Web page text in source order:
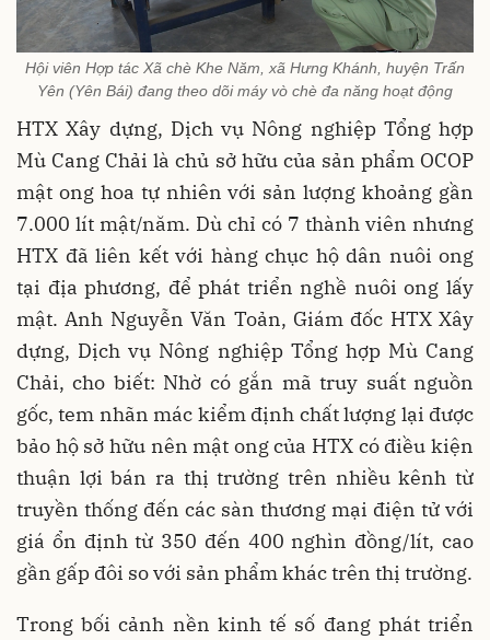
Hội viên Hợp tác Xã chè Khe Năm, xã Hưng Khánh, huyện Trấn
Yên (Yên Bái) đang theo dõi máy vò chè đa năng hoạt động
HTX Xây dựng, Dịch vụ Nông nghiệp Tổng hợp
Mù Cang Chải là chủ sở hữu của sản phẩm OCOP
mật ong hoa tự nhiên với sản lượng khoảng gần
7.000 lít mật/năm. Dù chỉ có 7 thành viên nhưng
HTX đã liên kết với hàng chục hộ dân nuôi ong
tại địa phương, để phát triển nghề nuôi ong lấy
mật. Anh Nguyễn Văn Toản, Giám đốc HTX Xây
dựng, Dịch vụ Nông nghiệp Tổng hợp Mù Cang
Chải, cho biết: Nhờ có gắn mã truy suất nguồn
gốc, tem nhãn mác kiểm định chất lượng lại được
bảo hộ sở hữu nên mật ong của HTX có điều kiện
thuận lợi bán ra thị trường trên nhiều kênh từ
truyền thống đến các sàn thương mại điện tử với
giá ổn định từ 350 đến 400 nghìn đồng/lít, cao
gần gấp đôi so với sản phẩm khác trên thị trường.
Trong bối cảnh nền kinh tế số đang phát triển